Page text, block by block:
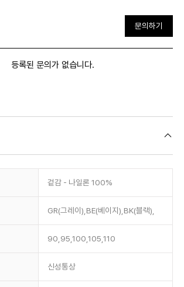
문의하기
등록된 문의가 없습니다.
겉감 - 나일론 100%
GR(그레이),BE(베이지),BK(블랙),
90,95,100,105,110
신성통상